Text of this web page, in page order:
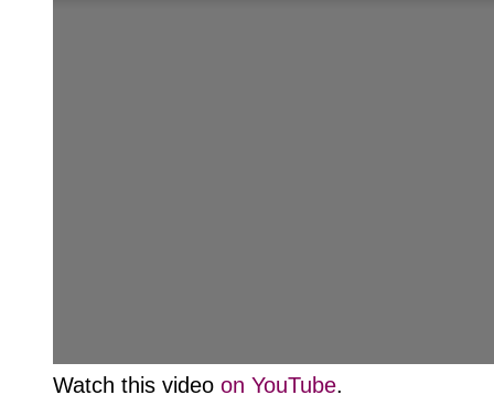
Watch this video on YouTube.